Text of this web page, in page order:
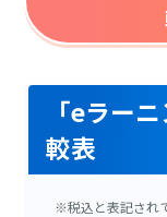
「eラー
較表
※税込と表記され